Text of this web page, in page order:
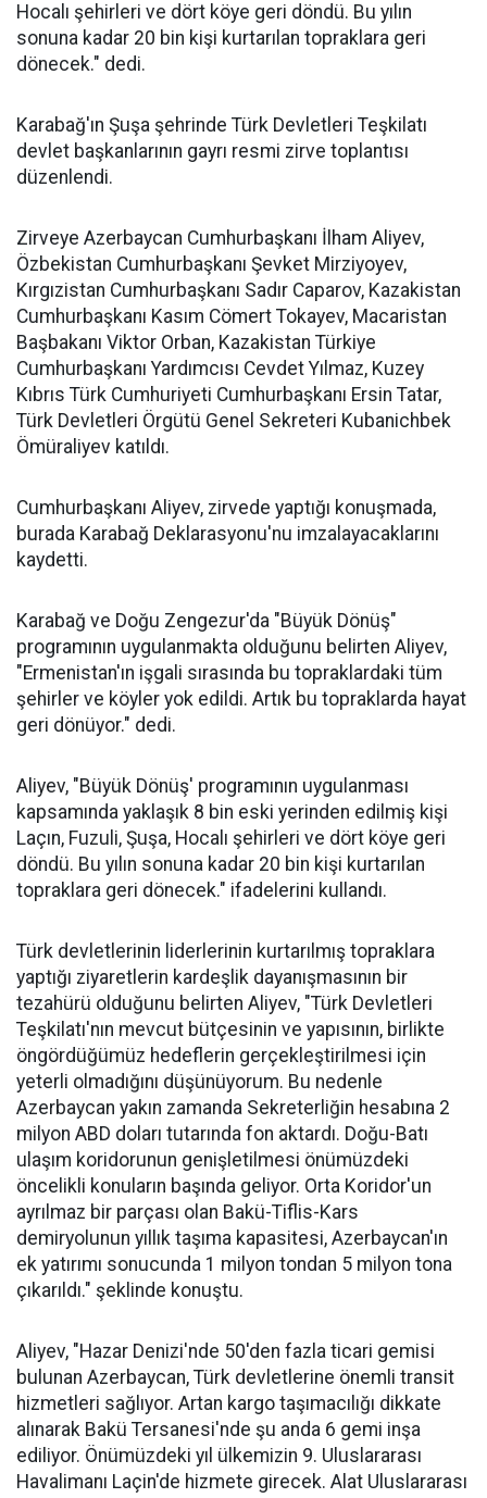
Hocalı şehirleri ve dört köye geri döndü. Bu yılın
sonuna kadar 20 bin kişi kurtarılan topraklara geri
dönecek." dedi.
Karabağ'ın Şuşa şehrinde Türk Devletleri Teşkilatı
devlet başkanlarının gayrı resmi zirve toplantısı
düzenlendi.
Zirveye Azerbaycan Cumhurbaşkanı İlham Aliyev,
Özbekistan Cumhurbaşkanı Şevket Mirziyoyev,
Kırgızistan Cumhurbaşkanı Sadır Caparov, Kazakistan
Cumhurbaşkanı Kasım Cömert Tokayev, Macaristan
Başbakanı Viktor Orban, Kazakistan Türkiye
Cumhurbaşkanı Yardımcısı Cevdet Yılmaz, Kuzey
Kıbrıs Türk Cumhuriyeti Cumhurbaşkanı Ersin Tatar,
Türk Devletleri Örgütü Genel Sekreteri Kubanichbek
Ömüraliyev katıldı.
Cumhurbaşkanı Aliyev, zirvede yaptığı konuşmada,
burada Karabağ Deklarasyonu'nu imzalayacaklarını
kaydetti.
Karabağ ve Doğu Zengezur'da "Büyük Dönüş"
programının uygulanmakta olduğunu belirten Aliyev,
"Ermenistan'ın işgali sırasında bu topraklardaki tüm
şehirler ve köyler yok edildi. Artık bu topraklarda hayat
geri dönüyor." dedi.
Aliyev, "Büyük Dönüş' programının uygulanması
kapsamında yaklaşık 8 bin eski yerinden edilmiş kişi
Laçın, Fuzuli, Şuşa, Hocalı şehirleri ve dört köye geri
döndü. Bu yılın sonuna kadar 20 bin kişi kurtarılan
topraklara geri dönecek." ifadelerini kullandı.
Türk devletlerinin liderlerinin kurtarılmış topraklara
yaptığı ziyaretlerin kardeşlik dayanışmasının bir
tezahürü olduğunu belirten Aliyev, "Türk Devletleri
Teşkilatı'nın mevcut bütçesinin ve yapısının, birlikte
öngördüğümüz hedeflerin gerçekleştirilmesi için
yeterli olmadığını düşünüyorum. Bu nedenle
Azerbaycan yakın zamanda Sekreterliğin hesabına 2
milyon ABD doları tutarında fon aktardı. Doğu-Batı
ulaşım koridorunun genişletilmesi önümüzdeki
öncelikli konuların başında geliyor. Orta Koridor'un
ayrılmaz bir parçası olan Bakü-Tiflis-Kars
demiryolunun yıllık taşıma kapasitesi, Azerbaycan'ın
ek yatırımı sonucunda 1 milyon tondan 5 milyon tona
çıkarıldı." şeklinde konuştu.
Aliyev, "Hazar Denizi'nde 50'den fazla ticari gemisi
bulunan Azerbaycan, Türk devletlerine önemli transit
hizmetleri sağlıyor. Artan kargo taşımacılığı dikkate
alınarak Bakü Tersanesi'nde şu anda 6 gemi inşa
ediliyor. Önümüzdeki yıl ülkemizin 9. Uluslararası
Havalimanı Laçin'de hizmete girecek. Alat Uluslararası